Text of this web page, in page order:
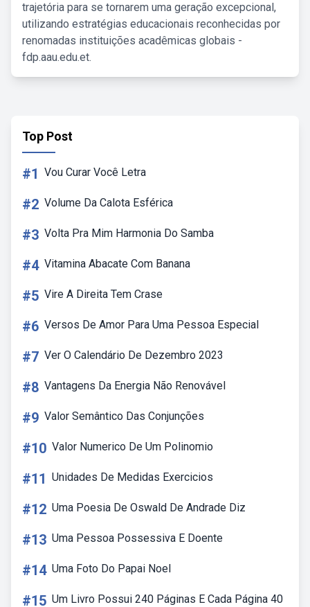
trajetória para se tornarem uma geração excepcional,
utilizando estratégias educacionais reconhecidas por
renomadas instituições acadêmicas globais -
fdp.aau.edu.et.
Top Post
#1 Vou Curar Você Letra
#2 Volume Da Calota Esférica
#3 Volta Pra Mim Harmonia Do Samba
#4 Vitamina Abacate Com Banana
#5 Vire A Direita Tem Crase
#6 Versos De Amor Para Uma Pessoa Especial
#7 Ver O Calendário De Dezembro 2023
#8 Vantagens Da Energia Não Renovável
#9 Valor Semântico Das Conjunções
#10 Valor Numerico De Um Polinomio
#11 Unidades De Medidas Exercicios
#12 Uma Poesia De Oswald De Andrade Diz
#13 Uma Pessoa Possessiva E Doente
#14 Uma Foto Do Papai Noel
#15 Um Livro Possui 240 Páginas E Cada Página 40